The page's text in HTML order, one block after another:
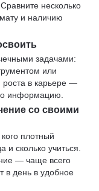
несколько
и наличию
задачами:
или
роста в карьере —
информацию.
со своими
плотный
и сколько учиться.
— чаще всего
в день в удобное